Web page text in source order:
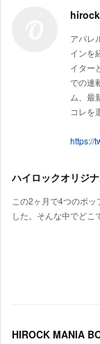
hirock
アパレ
インを
イター
での連
ム、最
コレを
https://
ハイロックオリジ
この2ヶ月で4つのポ
した。そんな中でど
HIROCK MANIA